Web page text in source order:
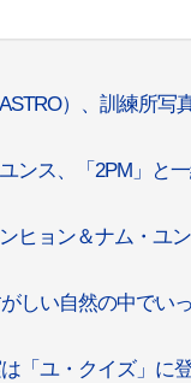
）、訓練所写
ンス、「2PM」と
ヒョン＆ナム・ユ
がしい自然の中でい
は「ユ・クイズ」に